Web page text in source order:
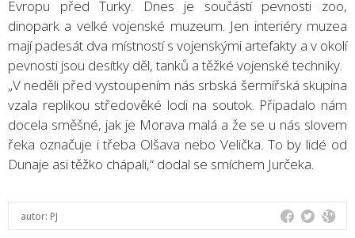
Evropu před Turky. Dnes je součástí pevnosti zoo,
dinopark a velké vojenské muzeum. Jen interiéry muzea
mají padesát dva místností s vojenskými artefakty a v okolí
pevnosti jsou desítky děl, tanků a těžké vojenské techniky.
„V neděli před vystoupením nás srbská šermířská skupina
vzala replikou středověké lodi na soutok. Připadalo nám
docela směšné, jak je Morava malá a že se u nás slovem
řeka označuje i třeba Olšava nebo Velička. To by lidé od
Dunaje asi těžko chápali,“ dodal se smíchem Jurčeka.
autor: PJ